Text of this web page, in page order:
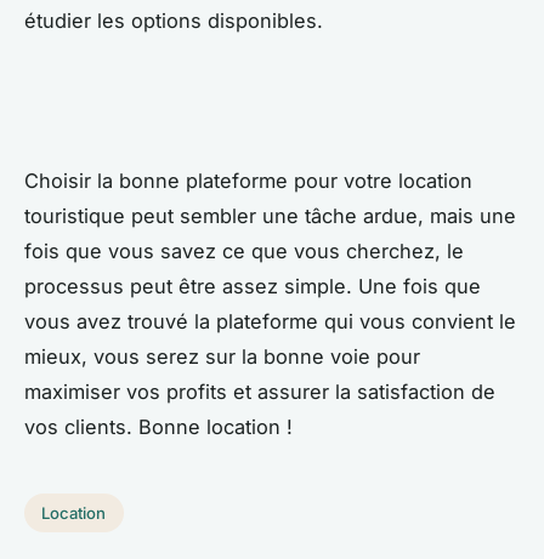
étudier les options disponibles.
Choisir la bonne plateforme pour votre location
touristique peut sembler une tâche ardue, mais une
fois que vous savez ce que vous cherchez, le
processus peut être assez simple. Une fois que
vous avez trouvé la plateforme qui vous convient le
mieux, vous serez sur la bonne voie pour
maximiser vos profits et assurer la satisfaction de
vos clients. Bonne location !
Location